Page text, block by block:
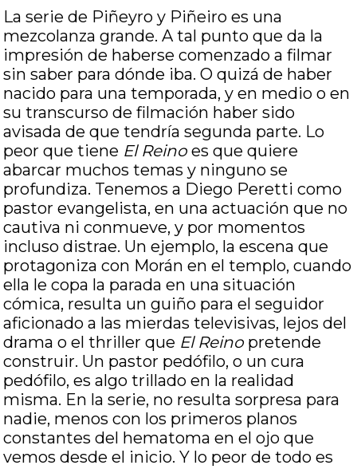
La serie de Piñeyro y Piñeiro es una
mezcolanza grande. A tal punto que da la
impresión de haberse comenzado a filmar
sin saber para dónde iba. O quizá de haber
nacido para una temporada, y en medio o en
su transcurso de filmación haber sido
avisada de que tendría segunda parte. Lo
peor que tiene El Reinoes que quiere
abarcar muchos temas y ninguno se
profundiza. Tenemos a Diego Peretti como
pastor evangelista, en una actuación que no
cautiva ni conmueve, y por momentos
incluso distrae. Un ejemplo, la escena que
protagoniza con Morán en el templo, cuando
ella le copa la parada en una situación
cómica, resulta un guiño para el seguidor
aficionado a las mierdas televisivas, lejos del
drama o el thriller que El Reinopretende
construir. Un pastor pedófilo, o un cura
pedófilo, es algo trillado en la realidad
misma. En la serie, no resulta sorpresa para
nadie, menos con los primeros planos
constantes del hematoma en el ojo que
vemos desde el inicio. Y lo peor de todo es